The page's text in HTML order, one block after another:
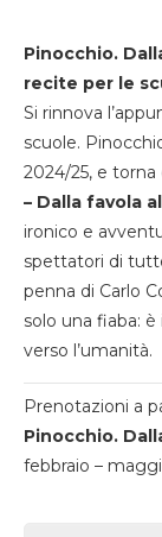
Pinocchio.
recite per le
Si rinnova
scuole.
2024/25, e torna
– Dalla favola
ironico e
spettatori di
penna di Carlo
solo una fiaba:
verso l’umanità.
Prenotazioni a
Pinocchio.
febbraio –